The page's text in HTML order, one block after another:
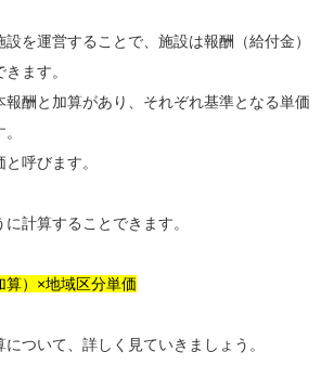
を運営することで、施設は報酬（給付金）
ます。
報酬と加算があり、それぞれ基準となる単価
呼びます。
計算することできます。
算）×地域区分単価
ついて、詳しく見ていきましょう。